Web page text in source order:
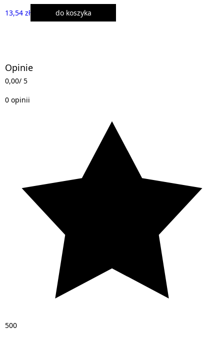
13,54 zł do koszyka
Opinie
0,00/ 5
0 opinii
500